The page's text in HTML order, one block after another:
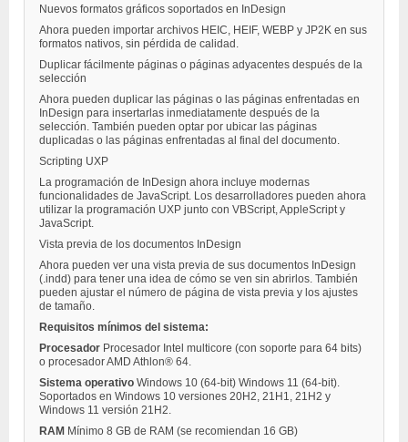
Nuevos formatos gráficos soportados en InDesign
Ahora pueden importar archivos HEIC, HEIF, WEBP y JP2K en sus
formatos nativos, sin pérdida de calidad.
Duplicar fácilmente páginas o páginas adyacentes después de la
selección
Ahora pueden duplicar las páginas o las páginas enfrentadas en
InDesign para insertarlas inmediatamente después de la
selección. También pueden optar por ubicar las páginas
duplicadas o las páginas enfrentadas al final del documento.
Scripting UXP
La programación de InDesign ahora incluye modernas
funcionalidades de JavaScript. Los desarrolladores pueden ahora
utilizar la programación UXP junto con VBScript, AppleScript y
JavaScript.
Vista previa de los documentos InDesign
Ahora pueden ver una vista previa de sus documentos InDesign
(.indd) para tener una idea de cómo se ven sin abrirlos. También
pueden ajustar el número de página de vista previa y los ajustes
de tamaño.
Requisitos mínimos del sistema:
Procesador Procesador Intel multicore (con soporte para 64 bits)
o procesador AMD Athlon® 64.
Sistema operativo Windows 10 (64-bit) Windows 11 (64-bit).
Soportados en Windows 10 versiones 20H2, 21H1, 21H2 y
Windows 11 versión 21H2.
RAM Mínimo 8 GB de RAM (se recomiendan 16 GB)